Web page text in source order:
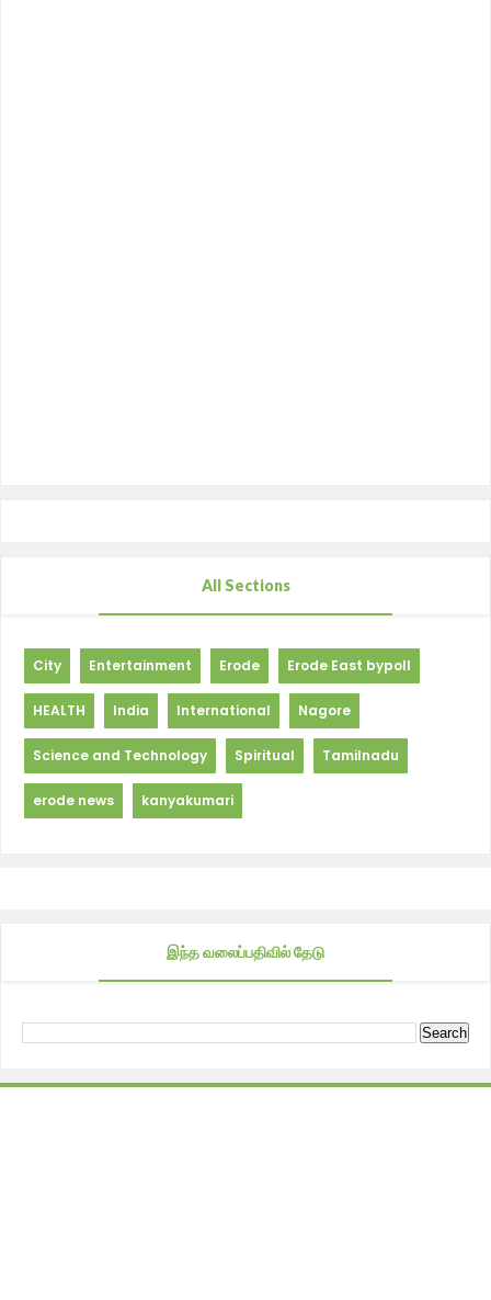
All Sections
City Entertainment Erode Erode East bypoll
HEALTH India International Nagore
Science and Technology Spiritual Tamilnadu
erode news kanyakumari
இந்த வலைப்பதிவில் தேடு